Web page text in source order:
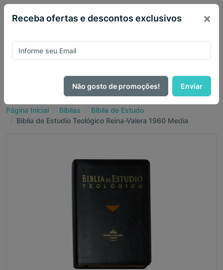
Página Inicial Bíblias
Bíblia de Estudo
Biblia de Estudio Teológico Reina-Valera 1960 Media
Receba ofertas e descontos exclusivos ×
Não gosto de promoções! Enviar